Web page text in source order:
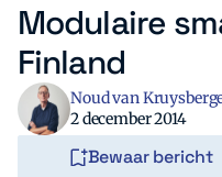
Modulaire
Finland
Noud van
2 december 2014
Bewaar bericht